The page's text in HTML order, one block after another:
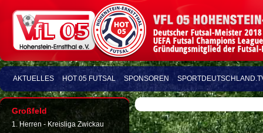
AKTUELLES HOT 05 FUTSAL SPONSOREN
Großfeld
1. Herren - Kreisliga Zwickau